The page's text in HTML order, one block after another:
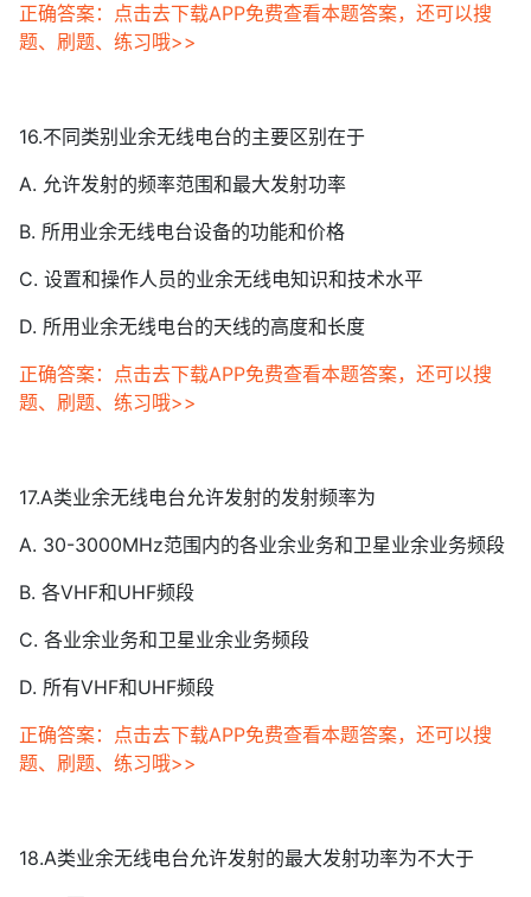
正确答案：点击去下载APP免费查看本题答案，还可以搜
题、刷题、练习哦>>
16.不同类别业余无线电台的主要区别在于
A. 允许发射的频率范围和最大发射功率
B. 所用业余无线电台设备的功能和价格
C. 设置和操作人员的业余无线电知识和技术水平
D. 所用业余无线电台的天线的高度和长度
正确答案：点击去下载APP免费查看本题答案，还可以搜
题、刷题、练习哦>>
17.A类业余无线电台允许发射的发射频率为
A. 30-3000MHz范围内的各业余业务和卫星业余业务频段
B. 各VHF和UHF频段
C. 各业余业务和卫星业余业务频段
D. 所有VHF和UHF频段
正确答案：点击去下载APP免费查看本题答案，还可以搜
题、刷题、练习哦>>
18.A类业余无线电台允许发射的最大发射功率为不大于